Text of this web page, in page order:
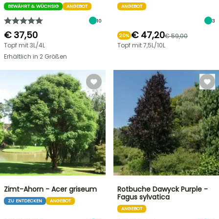
BEWÄHRT & WÜCHSIG ANGEBOT
10
€ 37,50
Topf mit 3L/4L
Erhältlich in 2 Größen
ANGEBOT
3
20% € 47,20€ 59,00
Topf mit 7,5L/10L
Zimt-Ahorn - Acer griseum
ZU ENTDECKEN ANGEBOT
Rotbuche Dawyck Purple -
Fagus sylvatica
ANGEBOT